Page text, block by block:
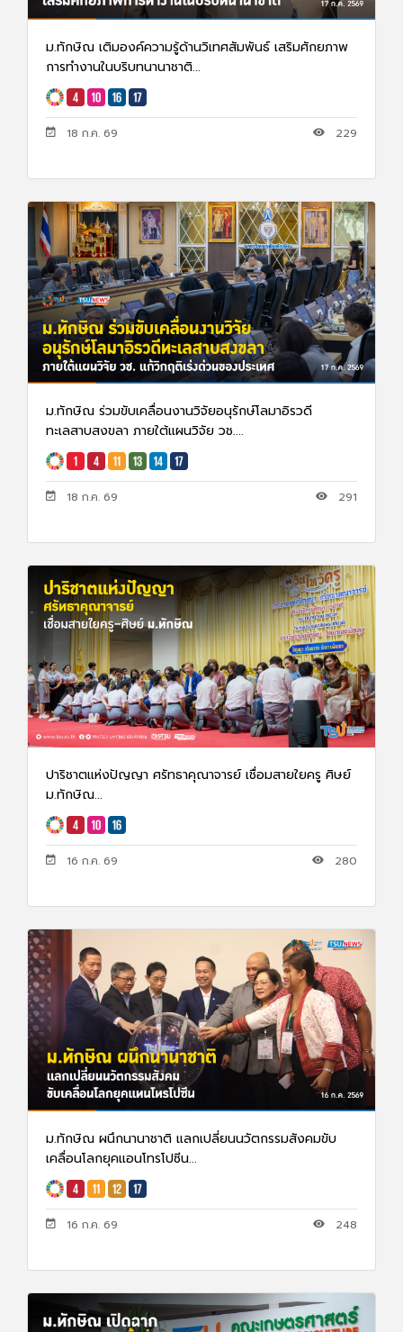
ม.ทักษิณ เติมองค์ความรู้ด้านวิเทศสัมพันธ์ เสริมศักยภาพ
การทำงานในบริบทนานาชาติ...
18 ก.ค. 69 229
ม.ทักษิณ ร่วมขับเคลื่อนงานวิจัยอนุรักษ์โลมาอิรวดี
ทะเลสาบสงขลา ภายใต้แผนวิจัย วช....
18 ก.ค. 69 291
ปาริชาตแห่งปัญญา ศรัทธาคุณาจารย์ เชื่อมสายใยครู ศิษย์
ม.ทักษิณ...
16 ก.ค. 69 280
ม.ทักษิณ ผนึกนานาชาติ แลกเปลี่ยนนวัตกรรมสังคมขับ
เคลื่อนโลกยุคแอนโทรโปซีน...
16 ก.ค. 69 248